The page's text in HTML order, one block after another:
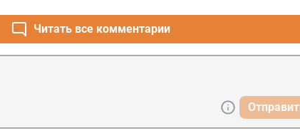
Читать все комментарии